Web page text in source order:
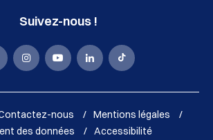
Suivez-nous !
La
Sassenage
La
Sassenage
La
Sassenage
La
Sassenage
nous
Mentions légales
des données
Accessibilité